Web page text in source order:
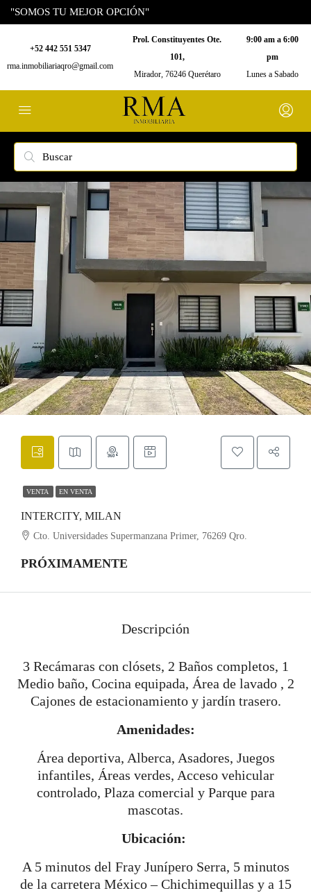
"SOMOS TU MEJOR OPCIÓN"
+52 442 551 5347
rma.inmobiliariaqro@gmail.com
Prol. Constituyentes Ote.
101,
Mirador, 76246 Querétaro
9:00 am a 6:00
pm
Lunes a Sabado
VENTA EN VENTA
INTERCITY, MILAN
Cto. Universidades Supermanzana Primer, 76269 Qro.
PRÓXIMAMENTE
Descripción
3 Recámaras con clósets, 2 Baños completos, 1
Medio baño, Cocina equipada, Área de lavado , 2
Cajones de estacionamiento y jardín trasero.
Amenidades:
Área deportiva, Alberca, Asadores, Juegos
infantiles, Áreas verdes, Acceso vehicular
controlado, Plaza comercial y Parque para
mascotas.
Ubicación:
A 5 minutos del Fray Junípero Serra, 5 minutos
de la carretera México – Chichimequillas y a 15